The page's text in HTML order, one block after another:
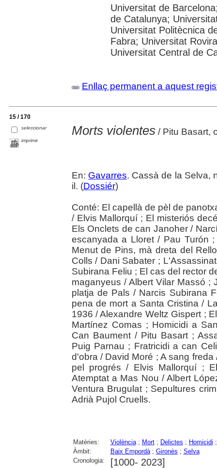
Universitat de
de Catalunya;
Universitat Politècnica
Fabra; Universitat
Universitat Central de
Enllaç permanent a aquest
15 / 170
seleccionar
imprimir
Morts violentes/ Pitu Basart,
En: Gavarres. Cassà de la Selva,
il. (Dossiér)
Conté: El capellà de pèl de
/ Elvis Mallorquí ; El misteriós
Els Onclets de can Janoher /
escanyada a Lloret / Pau Turón
Menut de Pins, mà dreta del
Colls / Dani Sabater ;
Subirana Feliu ; El cas del rector
maganyeus / Albert Vilar Massó ;
platja de Pals / Narcis Subirana
pena de mort a Santa Cristina /
1936 / Alexandre Weltz Gispert ;
Martínez Comas ; Homicidi a
Can Baument / Pitu Basart ;
Puig Parnau ; Fratricidi a can
d'obra / David Moré ; A sang
pel progrés / Elvis Mallorquí ;
Atemptat a Mas Nou / Albert
Ventura Brugulat ; Sepultures
Adrià Pujol Cruells.
Matèries: Violència; Mort; Delictes ; Homicidi
Àmbit:
Baix Empordà; Gironès ; Selva
Cronologia:
[1000- 2023]